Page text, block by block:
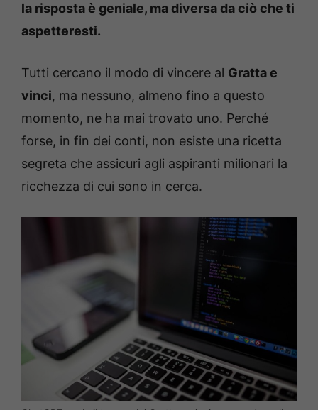
la risposta è geniale, ma diversa da ciò che ti
aspetteresti.
Tutti cercano il modo di vincere al Gratta e
vinci, ma nessuno, almeno fino a questo
momento, ne ha mai trovato uno. Perché
forse, in fin dei conti, non esiste una ricetta
segreta che assicuri agli aspiranti milionari la
ricchezza di cui sono in cerca.